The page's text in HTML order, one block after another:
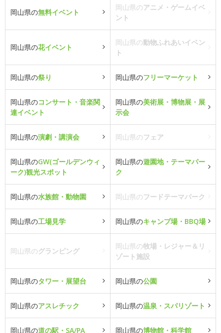
岡山県の無料イベント
岡山県のアニメ・ゲームイベ
ント
岡山県の花イベント
岡山県の動物ふれあいイベン
ト
岡山県の祭り 岡山県のフリーマーケット
岡山県のコンサート・音楽関
連イベント
岡山県の美術展・博物展・展
示会
岡山県の演劇・講演会 岡山県のフェア
岡山県のGW(ゴールデンウィ
ーク)観光スポット
岡山県の遊園地・テーマパー
ク
岡山県の水族館・動物園 岡山県のフードテーマパーク
岡山県の工場見学 岡山県のキャンプ場・BBQ場
岡山県のグランピング
岡山県の牧場・レジャー＆リ
ゾート施設
岡山県のタワー・展望台 岡山県の公園
岡山県のアスレチック 岡山県の温泉・スパリゾート
岡山県の道の駅・SA/PA 岡山県の博物館・科学館